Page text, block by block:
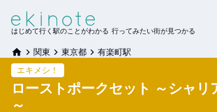
はじめて行く駅のことがわかる 行ってみたい街が見つかる
関東 東京都 有楽町駅
エキメシ！
ローストポークセット ～シャリ
～